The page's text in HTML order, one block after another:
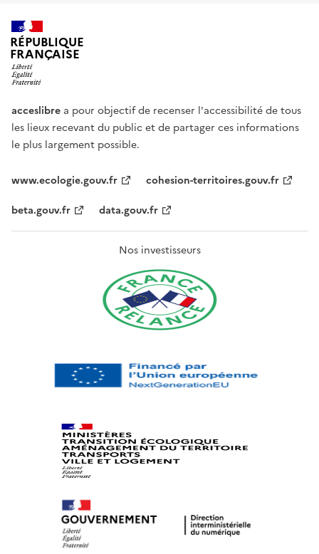
RÉPUBLIQUE
FRANÇAISE
acceslibre a pour objectif de recenser l'accessibilité de tous
les lieux recevant du public et de partager ces informations
le plus largement possible.
www.ecologie.gouv.fr
cohesion-territoires.gouv.fr
beta.gouv.fr
data.gouv.fr
Nos investisseurs